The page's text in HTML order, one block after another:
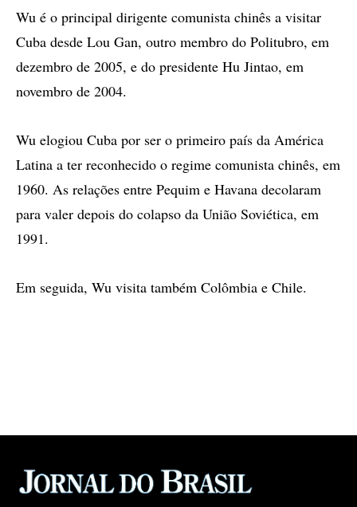
Wu é o principal dirigente comunista chinês a visitar
Cuba desde Lou Gan, outro membro do Politubro, em
dezembro de 2005, e do presidente Hu Jintao, em
novembro de 2004.
Wu elogiou Cuba por ser o primeiro país da América
Latina a ter reconhecido o regime comunista chinês, em
1960. As relações entre Pequim e Havana decolaram
para valer depois do colapso da União Soviética, em
1991.
Em seguida, Wu visita também Colômbia e Chile.